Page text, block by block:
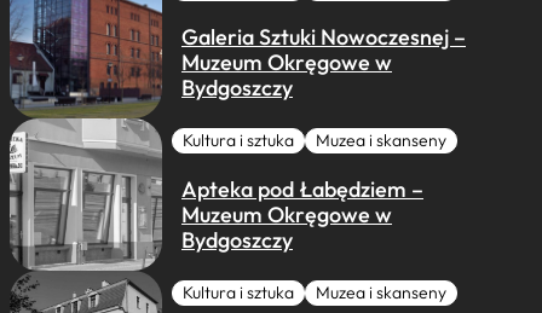
Galeria Sztuki Nowoczesnej –
Muzeum Okręgowe w
Bydgoszczy
Kultura i sztuka Muzea i skanseny
Apteka pod Łabędziem –
Muzeum Okręgowe w
Bydgoszczy
Kultura i sztuka Muzea i skanseny